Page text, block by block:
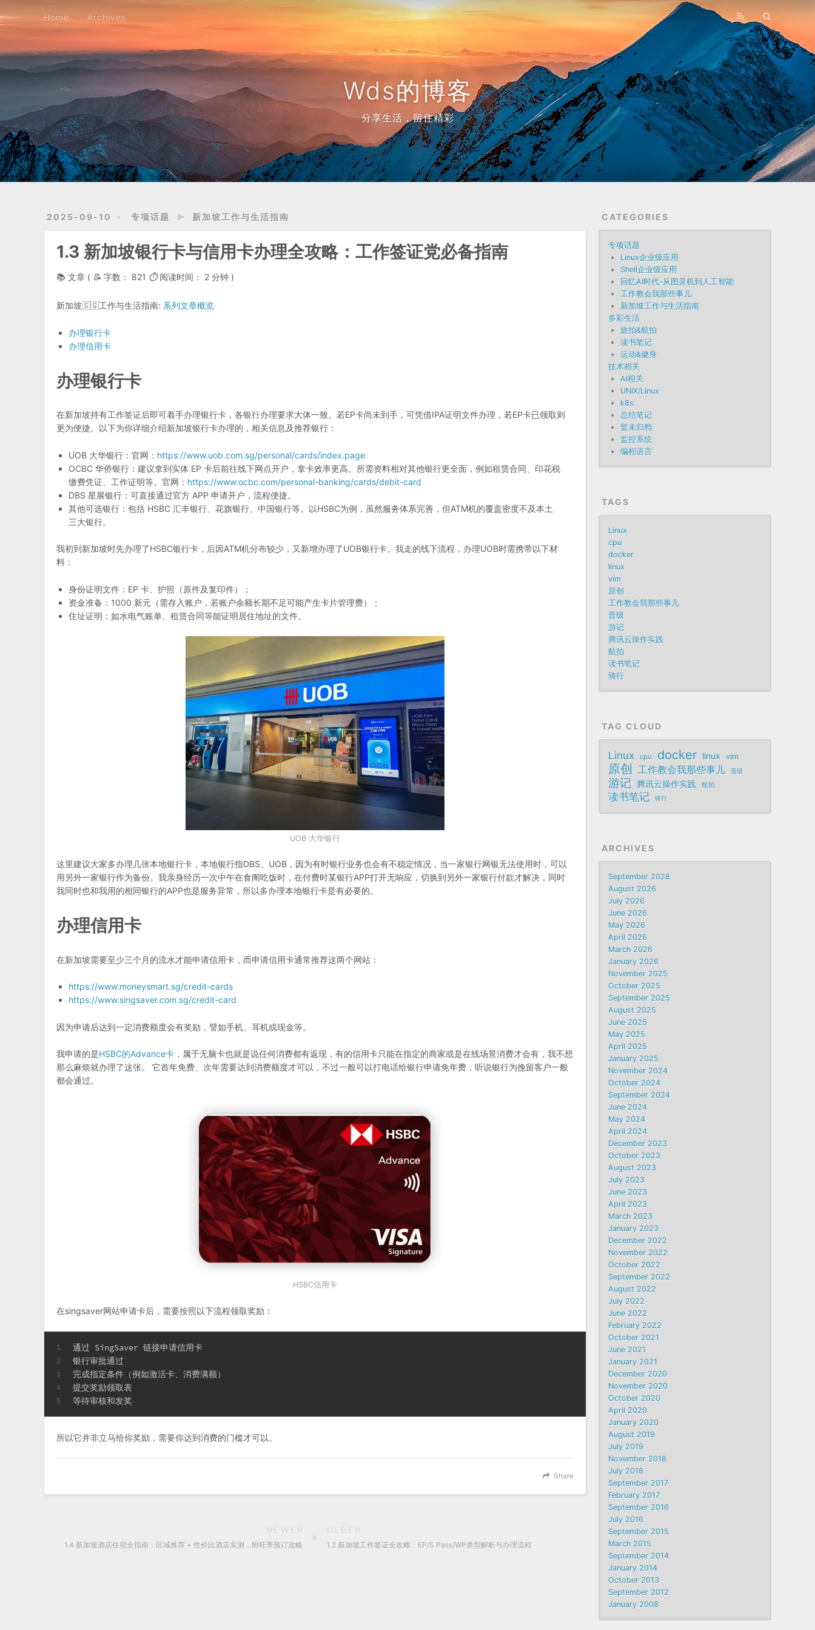
Wds的博客
分享生活，留住精彩
Home Archives
2025-09-10 专项话题 ► 新加坡工作与生活指南
1.3 新加坡银行卡与信用卡办理全攻略：工作签证党必备指南
📚 文章 ( 📝 字数： 821 ⏱ 阅读时间： 2 分钟 )
新加坡🇸🇬工作与生活指南: 系列文章概览
办理银行卡
办理信用卡
办理银行卡
在新加坡持有工作签证后即可着手办理银行卡，各银行办理要求大体一致。若EP卡尚未到手，可凭借IPA证明文件办理，若EP卡已领取则
更为便捷。以下为你详细介绍新加坡银行卡办理的，相关信息及推荐银行：
UOB 大华银行：官网： https://www.uob.com.sg/personal/cards/index.page
OCBC 华侨银行：建议拿到实体 EP 卡后前往线下网点开户，拿卡效率更高。所需资料相对其他银行更全面，例如租赁合同、印花税
缴费凭证、工作证明等。官网： https://www.ocbc.com/personal-banking/cards/debit-card
DBS 星展银行：可直接通过官方 APP 申请开户，流程便捷。
其他可选银行：包括 HSBC 汇丰银行、花旗银行、中国银行等。以HSBC为例，虽然服务体系完善，但ATM机的覆盖密度不及本土
三大银行。
我初到新加坡时先办理了HSBC银行卡，后因ATM机分布较少，又新增办理了UOB银行卡。我走的线下流程，办理UOB时需携带以下材
料：
身份证明文件：EP 卡、护照（原件及复印件）；
资金准备：1000 新元（需存入账户，若账户余额长期不足可能产生卡片管理费）；
住址证明：如水电气账单、租赁合同等能证明居住地址的文件。
UOB 大华银行
这里建议大家多办理几张本地银行卡，本地银行指DBS、UOB，因为有时银行业务也会有不稳定情况，当一家银行网银无法使用时，可以
用另外一家银行作为备份。我亲身经历一次中午在食阁吃饭时，在付费时某银行APP打开无响应，切换到另外一家银行付款才解决，同时
我同时也和我用的相同银行的APP也是服务异常，所以多办理本地银行卡是有必要的。
办理信用卡
在新加坡需要至少三个月的流水才能申请信用卡，而申请信用卡通常推荐这两个网站：
https://www.moneysmart.sg/credit-cards
https://www.singsaver.com.sg/credit-card
因为申请后达到一定消费额度会有奖励，譬如手机、耳机或现金等。
我申请的是HSBC的Advance卡 ，属于无脑卡也就是说任何消费都有返现，有的信用卡只能在指定的商家或是在线场景消费才会有，我不想
那么麻烦就办理了这张。 它首年免费、次年需要达到消费额度才可以，不过一般可以打电话给银行申请免年费，听说银行为挽留客户一般
都会通过。
HSBC信用卡
在singsaver网站申请卡后，需要按照以下流程领取奖励：
1
2
3
4
5
通过 SingSaver 链接申请信用卡
银行审批通过
完成指定条件（例如激活卡、消费满额）
提交奖励领取表
等待审核和发奖
所以它并非立马给你奖励，需要你达到消费的门槛才可以。
Share
NEWER
1.4 新加坡酒店住宿全指南：区域推荐 + 性价比酒店实测，附旺季预订攻略
OLDER
1.2 新加坡工作签证全攻略：EP/S Pass/WP类型解析与办理流程
CATEGORIES
专项话题
Linux企业级应用
Shell企业级应用
回忆AI时代-从图灵机到人工智能
工作教会我那些事儿
新加坡工作与生活指南
多彩生活
旅拍&航拍
读书笔记
运动&健身
技术相关
AI相关
UNIX/Linux
k8s
总结笔记
暂未归档
监控系统
编程语言
TAGS
Linux
cpu
docker
linux
vim
原创
工作教会我那些事儿
晋级
游记
腾讯云操作实践
航拍
读书笔记
骑行
TAG CLOUD
Linux cpu docker linux vim
原创 工作教会我那些事儿 晋级
游记 腾讯云操作实践 航拍
读书笔记 骑行
ARCHIVES
September 2028
August 2026
July 2026
June 2026
May 2026
April 2026
March 2026
January 2026
November 2025
October 2025
September 2025
August 2025
June 2025
May 2025
April 2025
January 2025
November 2024
October 2024
September 2024
June 2024
May 2024
April 2024
December 2023
October 2023
August 2023
July 2023
June 2023
April 2023
March 2023
January 2023
December 2022
November 2022
October 2022
September 2022
August 2022
July 2022
June 2022
February 2022
October 2021
June 2021
January 2021
December 2020
November 2020
October 2020
April 2020
January 2020
August 2019
July 2019
November 2018
July 2018
September 2017
February 2017
September 2016
July 2016
September 2015
March 2015
September 2014
January 2014
October 2013
September 2012
January 2008